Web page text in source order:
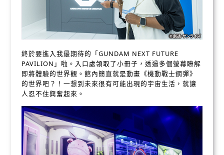
終於要進入我最期待的「GUNDAM NEXT FUTURE
PAVILION」啦。入口處領取了小冊子，透過多個螢幕瞭解
即將體驗的世界觀。館內簡直就是動畫《機動戰士鋼彈》
的世界吧？！一想到未來很有可能出現的宇宙生活，就讓
人忍不住興奮起來。